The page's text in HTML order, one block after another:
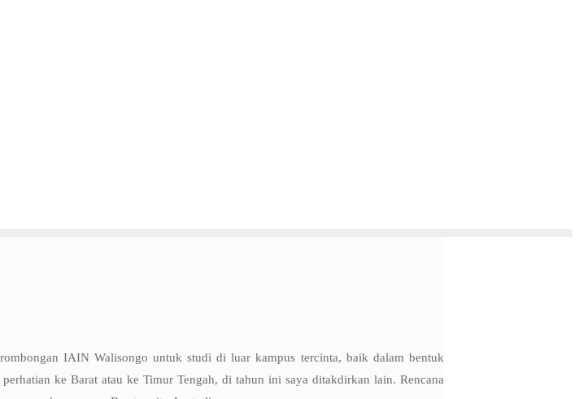
IAIN Walisongo untuk studi di luar kampus tercinta, baik dalam bentuk
ke Barat atau ke Timur Tengah, di tahun ini saya ditakdirkan lain. Rencana